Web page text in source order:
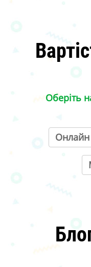
Оберіть
Онлайн